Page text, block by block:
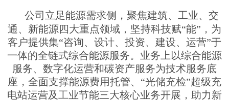
公司 立足能源需求侧，聚焦建筑、工业、交
通、新能源四大重点领域，坚持科技赋“能”，为
客户提供集“咨询、设计、投资、建设、运营”于
一体的全链式综合能源服务。业务上以综合能源
服务、数字化运营和碳资产服务为技术服务底
座，全面支撑能源费用托管、“光储充检”超级充
电站运营及工业节能三大核心业务开展，助力新